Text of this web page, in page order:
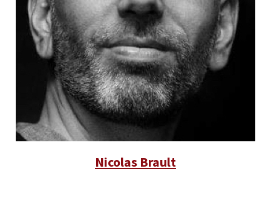
Nicolas Brault